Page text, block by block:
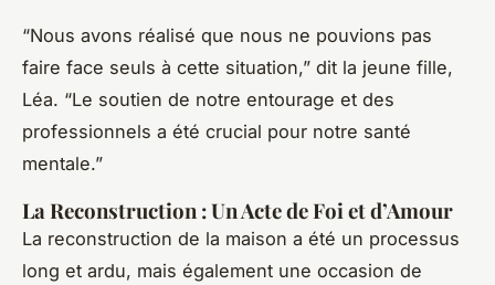
“Nous avons réalisé que nous ne pouvions pas
faire face seuls à cette situation,” dit la jeune fille,
Léa. “Le soutien de notre entourage et des
professionnels a été crucial pour notre santé
mentale.”
La Reconstruction : Un Acte de Foi et d’Amour
La reconstruction de la maison a été un processus
long et ardu, mais également une occasion de